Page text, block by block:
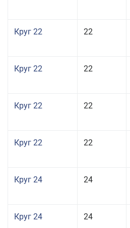
Круг 22 22
Круг 22 22
Круг 22 22
Круг 22 22
Круг 24 24
Круг 24 24